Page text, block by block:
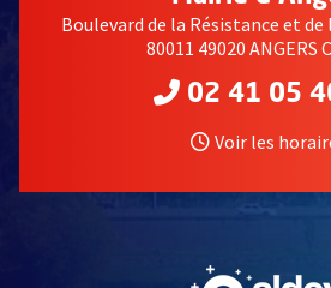
Boulevard de la Résistance et
80011 49020 ANGERS
02 41 05
Voir les